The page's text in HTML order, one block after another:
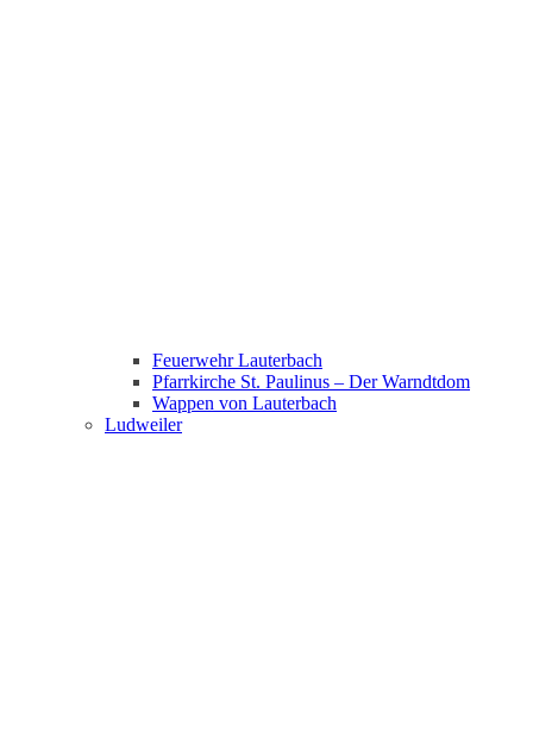
Feuerwehr Lauterbach
Pfarrkirche St. Paulinus – Der Warndtdom
Wappen von Lauterbach
Ludweiler